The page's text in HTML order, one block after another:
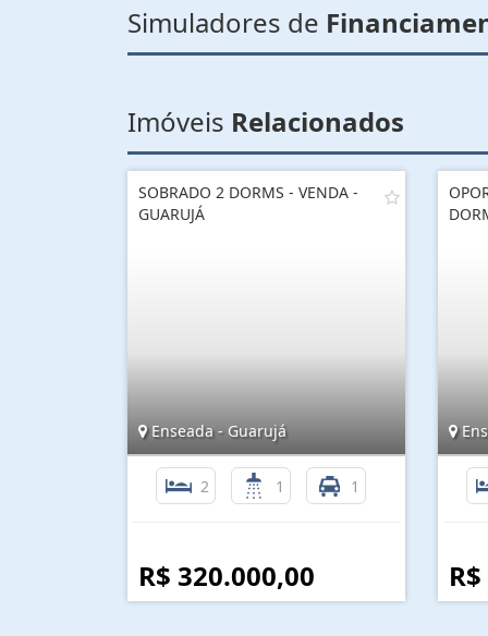
Simuladores de
Imóveis Relacionados
SOBRADO 2 DORMS - VENDA -
GUARUJÁ
Enseada - Guarujá
2 1 1
R$ 320.000,00